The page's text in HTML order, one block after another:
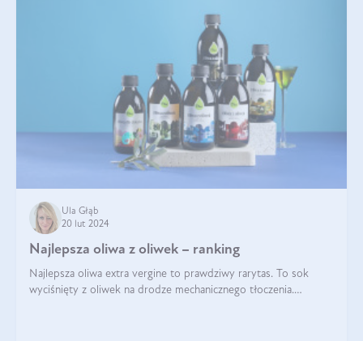
Ula Głąb
20 lut 2024
Najlepsza oliwa z oliwek – ranking
Najlepsza oliwa extra vergine to prawdziwy rarytas. To sok
wyciśnięty z oliwek na drodze mechanicznego tłoczenia.